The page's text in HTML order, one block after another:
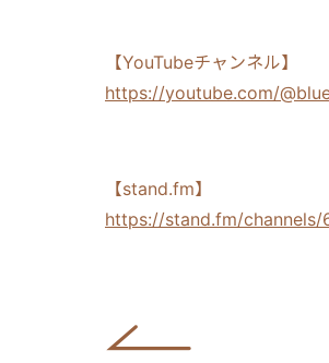
【YouTubeチャンネル】
https://youtube.com/
【stand.fm】
https://stand.fm/channels/